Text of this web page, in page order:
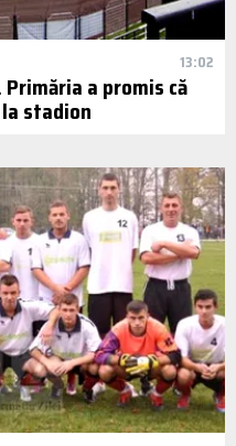
13:02
a promis că
stadion